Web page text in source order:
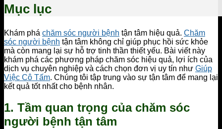
Mục lục
Khám phá chăm sóc người bệnh tận tâm hiệu quả. Chăm
sóc người bệnh tận tâm không chỉ giúp phục hồi sức khỏe
mà còn mang lại sự hỗ trợ tinh thần thiết yếu. Bài viết này
khám phá các phương pháp chăm sóc hiệu quả, lợi ích của
dịch vụ chuyên nghiệp và cách chọn đơn vị uy tín như Giúp
Việc Cô Tấm. Chúng tôi tập trung vào sự tận tâm để mang lại
kết quả tốt nhất cho bệnh nhân.
1. Tầm quan trọng của chăm sóc
người bệnh tận tâm